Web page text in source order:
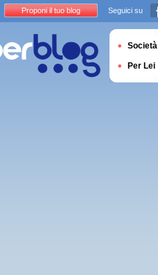
Proponi il tuo blog Seguici su
Società
Per Lei